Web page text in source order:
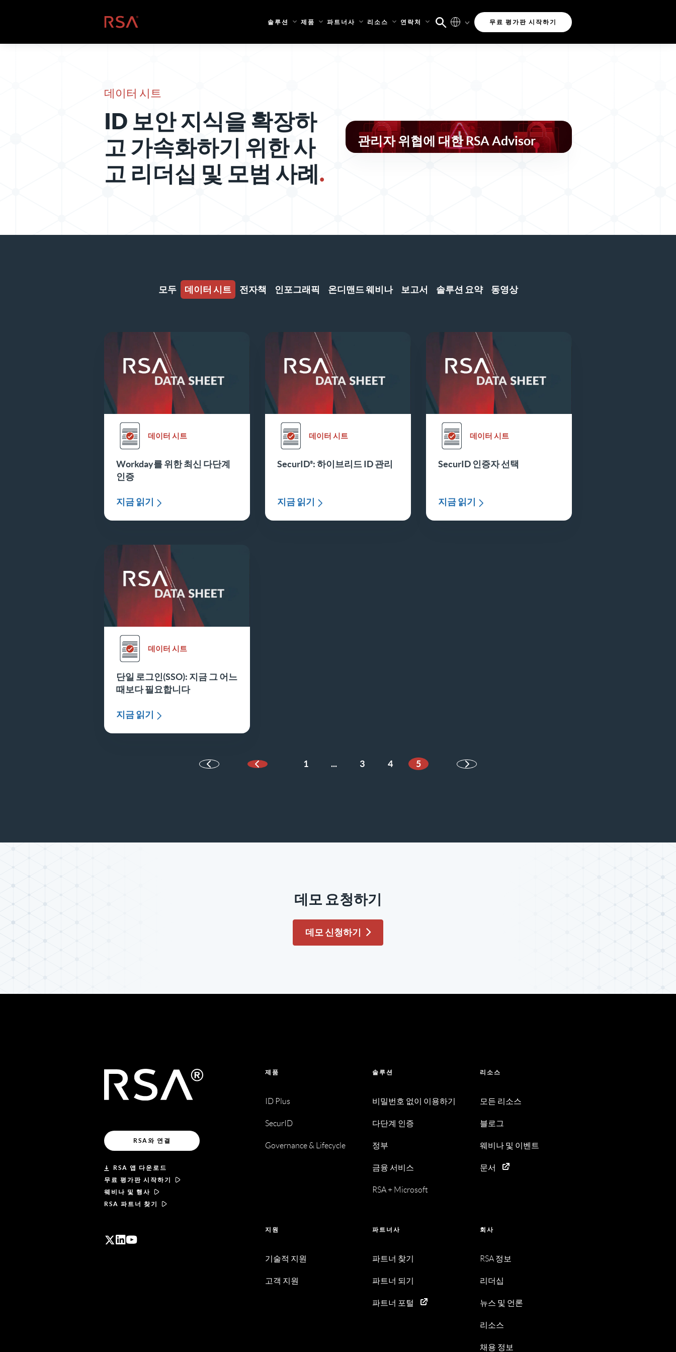
홈 솔루션 제품 파트너사 리소스 연락처 무료 평가판 시작하기
데이터 시트
ID 보안 지식을 확장하
고 가속화하기 위한 사
고 리더십 및 모범 사례.
관리자 위협에 대한 RSA Advisor
모두 데이터 시트 전자책 인포그래픽 온디맨드 웨비나 보고서 솔루션 요약 동영상
데이터 시트
Workday를 위한 최신 다단계
인증
지금 읽기
데이터 시트
SecurID : 하이브리드 ID 관리
지금 읽기
데이터 시트
SecurID 인증자 선택
지금 읽기
데이터 시트
단일 로그인(SSO): 지금 그 어느
때보다 필요합니다
지금 읽기
이전 페이지
1 ... 3 4 5
데모 요청하기
데모 신청하기
RSA와 연결
RSA 앱 다운로드
무료 평가판 시작하기
웨비나 및 행사
RSA 파트너 찾기
제품
ID Plus
SecurID
Governance & Lifecycle
솔루션
비밀번호 없이 이용하기
다단계 인증
정부
금융 서비스
RSA + Microsoft
리소스
모든 리소스
블로그
웨비나 및 이벤트
문서
지원
기술적 지원
고객 지원
파트너사
파트너 찾기
파트너 되기
파트너 포털
회사
RSA 정보
리더십
뉴스 및 언론
리소스
채용 정보